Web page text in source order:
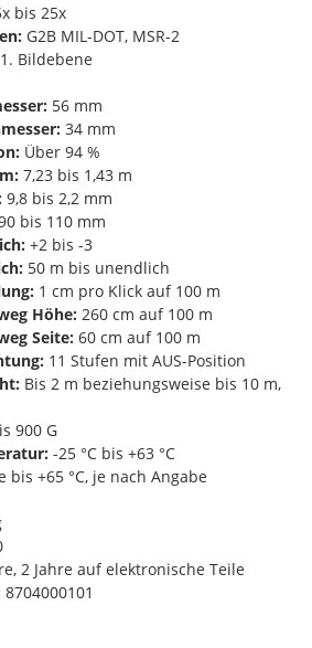
bis 25x
G2B MIL-DOT, MSR-2
1. Bildebene
56 mm
34 mm
Über 94 %
7,23 bis 1,43 m
9,8 bis 2,2 mm
bis 110 mm
+2 bis -3
50 m bis unendlich
1 cm pro Klick auf 100 m
Höhe: 260 cm auf 100 m
Seite: 60 cm auf 100 m
11 Stufen mit AUS-Position
Bis 2 m beziehungsweise bis 10 m,
900 G
-25 °C bis +63 °C
bis +65 °C, je nach Angabe
2 Jahre auf elektronische Teile
8704000101